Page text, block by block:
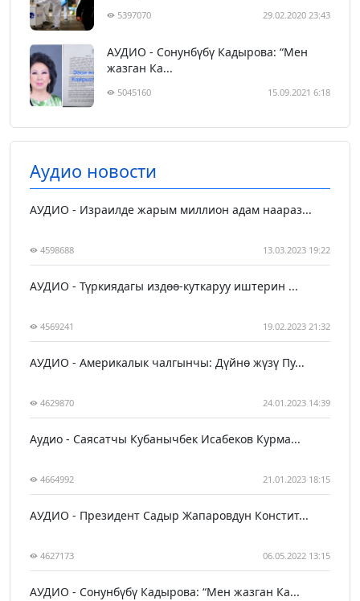
5397070 29.02.2020 23:43
АУДИО - Сонунбүбү Кадырова: “Мен
жазган Ка...
5045160 15.09.2021 6:18
Аудио новости
АУДИО - Израилде жарым миллион адам наараз...
4598688 13.03.2023 19:22
АУДИО - Түркиядагы издөө-куткаруу иштерин ...
4569241 19.02.2023 21:32
АУДИО - Америкалык чалгынчы: Дүйнө жүзү Пу...
4629870 24.01.2023 14:39
Аудио - Саясатчы Кубанычбек Исабеков Курма...
4664992 21.01.2023 18:15
АУДИО - Президент Садыр Жапаровдун Констит...
4627173 06.05.2022 13:15
АУДИО - Сонунбүбү Кадырова: “Мен жазган Ка...